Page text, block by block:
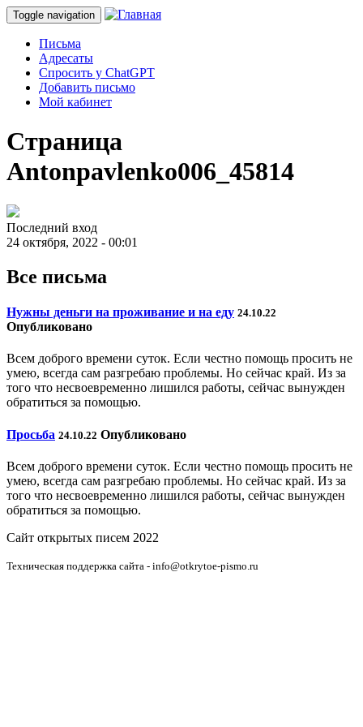
Toggle navigation
Письма
Адресаты
Спросить у ChatGPT
Добавить письмо
Мой кабинет
Страница
Antonpavlenko006_45814
Последний вход
24 октября, 2022 - 00:01
Все письма
Нужны деньги на проживание и на еду 24.10.22
Опубликовано
Всем доброго времени суток. Если честно помощь просить не
умею, всегда сам разгребаю проблемы. Но сейчас край. Из за
того что несвоевременно лишился работы, сейчас вынужден
обратиться за помощью.
Просьба 24.10.22 Опубликовано
Всем доброго времени суток. Если честно помощь просить не
умею, всегда сам разгребаю проблемы. Но сейчас край. Из за
того что несвоевременно лишился работы, сейчас вынужден
обратиться за помощью.
Сайт открытых писем 2022
Техническая поддержка сайта - info@otkrytoe-pismo.ru